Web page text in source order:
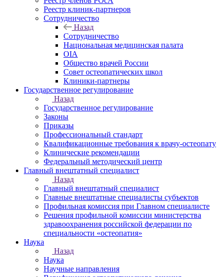
Реестр клиник-партнеров
Сотрудничество
Назад
Сотрудничество
Национальная медицинская палата
OIA
Общество врачей России
Совет остеопатических школ
Клиники-партнеры
Государственное регулирование
Назад
Государственное регулирование
Законы
Приказы
Профессиональный стандарт
Квалификационные требования к врачу-остеопату
Клинические рекомендации
Федеральный методический центр
Главный внештатный специалист
Назад
Главный внештатный специалист
Главные внештатные специалисты субъектов
Профильная комиссия при Главном специалисте
Решения профильной комиссии министерства
здравоохранения российской федерации по
специальности «остеопатия»
Наука
Назад
Наука
Научные направления